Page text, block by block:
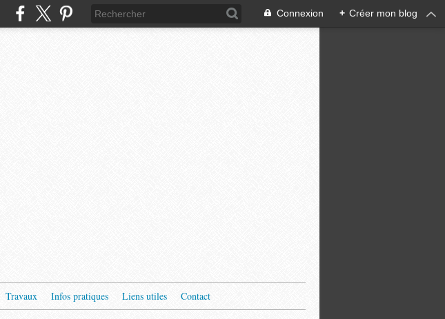
Connexion + Créer mon blog
Travaux Infos pratiques Liens utiles Contact